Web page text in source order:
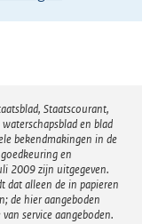
Staatscourant,
en blad
bekendmakingen in de
en
2009 zijn uitgegeven.
dat alleen de in papieren
de hier aangeboden
service aangeboden.